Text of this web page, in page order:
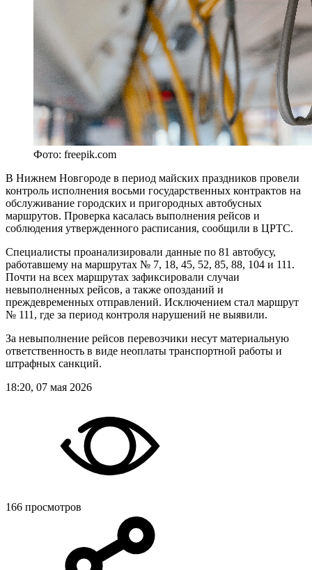
Фото: freepik.com
В Нижнем Новгороде в период майских праздников провели
контроль исполнения восьми государственных контрактов на
обслуживание городских и пригородных автобусных
маршрутов. Проверка касалась выполнения рейсов и
соблюдения утвержденного расписания, сообщили в ЦРТС.
Специалисты проанализировали данные по 81 автобусу,
работавшему на маршрутах № 7, 18, 45, 52, 85, 88, 104 и 111.
Почти на всех маршрутах зафиксировали случаи
невыполненных рейсов, а также опозданий и
преждевременных отправлений. Исключением стал маршрут
№ 111, где за период контроля нарушений не выявили.
За невыполнение рейсов перевозчики несут материальную
ответственность в виде неоплаты транспортной работы и
штрафных санкций.
18:20, 07 мая 2026
166 просмотров